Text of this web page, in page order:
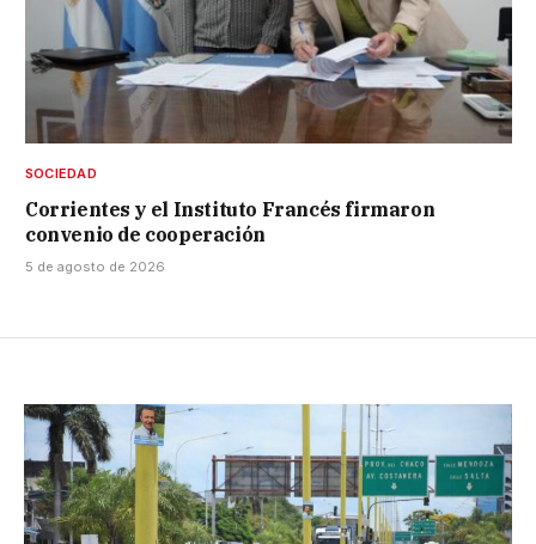
SOCIEDAD
Corrientes y el Instituto Francés firmaron
convenio de cooperación
5 de agosto de 2026